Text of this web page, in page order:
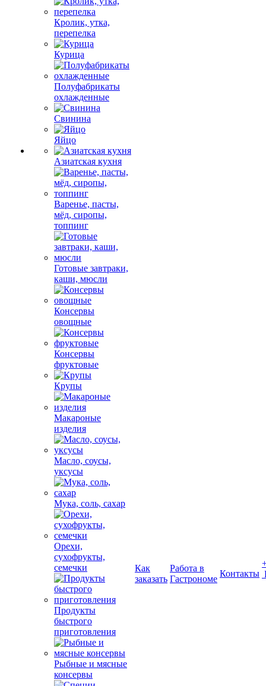
Кролик, утка,
перепелка
Курица
Полуфабрикаты
охлажденные
Свинина
Яйцо
Азиатская кухня
Варенье, пасты,
мёд, сиропы,
топпинг
Готовые завтраки,
каши, мюсли
Консервы
овощные
Консервы
фруктовые
Крупы
Макароные
изделия
Масло, соусы,
уксусы
Мука, соль, сахар
Орехи,
сухофрукты,
семечки
Продукты
быстрого
приготовления
Рыбные и мясные
консервы
Как
заказать
Работа в
Гастрономе
Контакты